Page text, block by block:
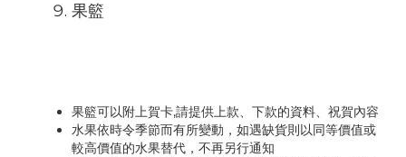
果籃
果籃可以附上賀卡,請提供上款、下款的資料、祝賀內容
水果依時令季節而有所變動，如遇缺貨則以同等價值或
較高價值的水果替代，不再另行通知